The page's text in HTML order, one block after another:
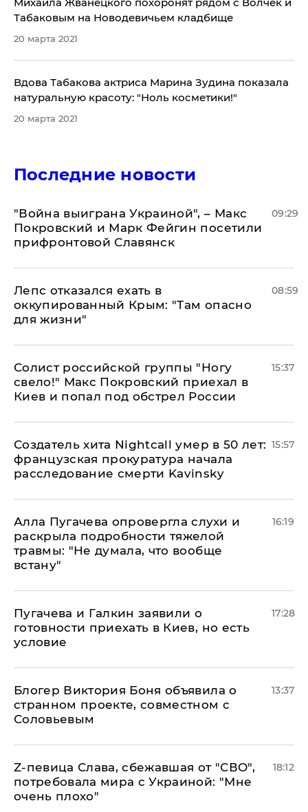
Табаковым на Новодевичьем кладбище
20 марта 2021
Вдова Табакова актриса Марина Зудина показала
натуральную красоту: "Ноль косметики!"
20 марта 2021
Последние новости
"Война выиграна Украиной", – Макс
Покровский и Марк Фейгин посетили
прифронтовой Славянск
09:29
Лепс отказался ехать в
оккупированный Крым: "Там опасно
для жизни"
08:59
Солист российской группы "Ногу
свело!" Макс Покровский приехал в
Киев и попал под обстрел России
15:37
Создатель хита Nightcall умер в 50 лет:
французская прокуратура начала
расследование смерти Kavinsky
15:57
Алла Пугачева опровергла слухи и
раскрыла подробности тяжелой
травмы: "Не думала, что вообще
встану"
16:19
Пугачева и Галкин заявили о
готовности приехать в Киев, но есть
условие
17:28
Блогер Виктория Боня объявила о
странном проекте, совместном с
Соловьевым
13:37
Z-певица Слава, сбежавшая от "СВО",
потребовала мира с Украиной: "Мне
очень плохо"
18:12